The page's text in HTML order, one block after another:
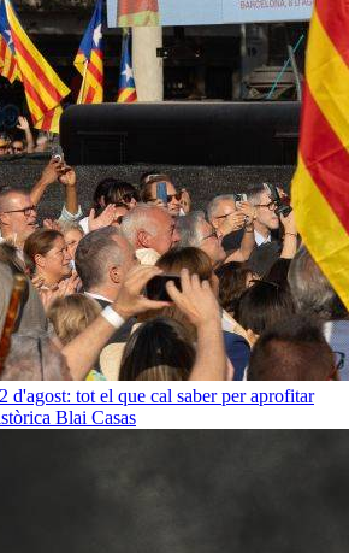
d'agost: tot el que cal saber per aprofitar
Blai Casas